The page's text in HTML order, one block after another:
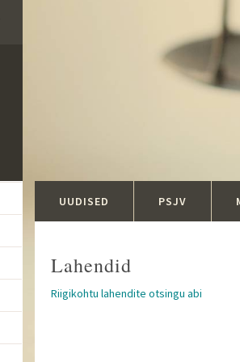
UUDISED PSJV
Lahendid
Riigikohtu lahendite otsingu abi